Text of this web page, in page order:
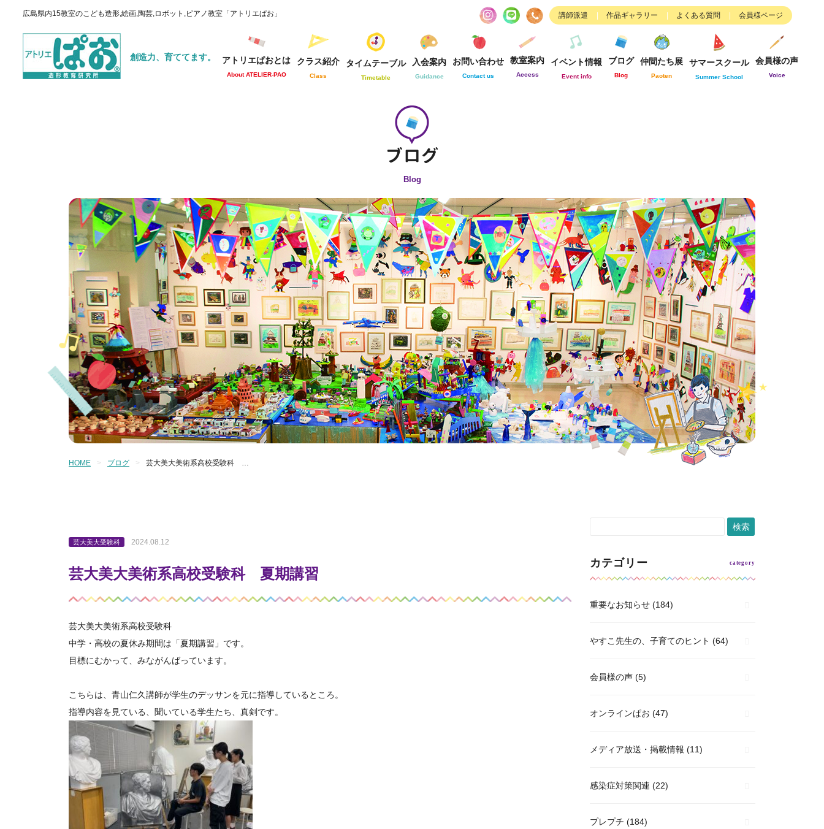
広島県内15教室のこども造形,絵画,陶芸,ロボット,ピアノ教室「アトリエぱお」 講師派遣 作品ギャラリー よくある質問 会員様ページ
創造力、育ててます。 アトリエぱおとは
About ATELIER-PAO
クラス紹介
Class
タイムテーブル
Timetable
入会案内
Guidance
お問い合わせ
Contact us
教室案内
Access
イベント情報
Event info
ブログ
Blog
仲間たち展
Paoten
サマースクール
Summer School
会員様の声
Voice
Blog
HOME ブログ 芸大美大美術系高校受験科 …
芸大美大受験科 2024.08.12
芸大美大美術系高校受験科 夏期講習
芸大美大美術系高校受験科
中学・高校の夏休み期間は「夏期講習」です。
目標にむかって、みながんばっています。
こちらは、青山仁久講師が学生のデッサンを元に指導しているところ。
指導内容を見ている、聞いている学生たち、真剣です。
カテゴリー
重要なお知らせ (184)
やすこ先生の、子育てのヒント (64)
会員様の声 (5)
オンラインぱお (47)
メディア放送・掲載情報 (11)
感染症対策関連 (22)
プレプチ (184)